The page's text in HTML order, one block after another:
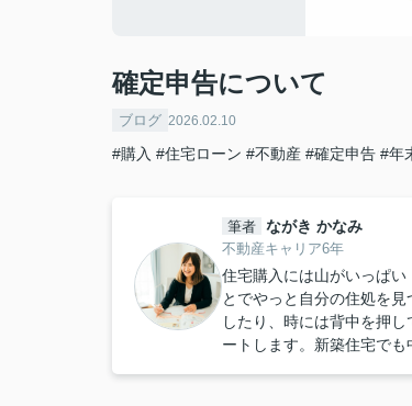
確定申告について
ブログ 2026.02.10
#購入 #住宅ローン #不動産 #確定申告 #年
筆者 ながき かなみ
不動産キャリア6年
住宅購入には山がいっぱ
とでやっと自分の住処を
したり、時には背中を押
ートします。新築住宅でも